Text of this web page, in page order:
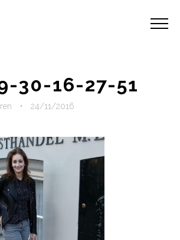
30-16-27-51
• 24/11/2016